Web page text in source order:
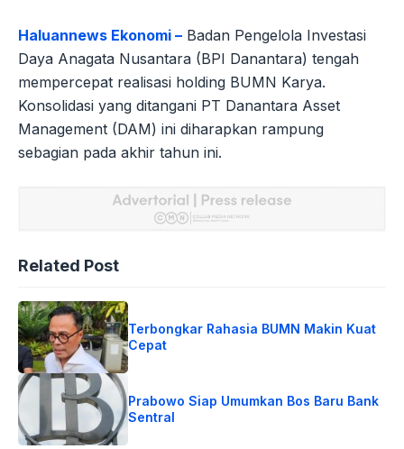
Haluannews Ekonomi – Badan Pengelola Investasi
Daya Anagata Nusantara (BPI Danantara) tengah
mempercepat realisasi holding BUMN Karya.
Konsolidasi yang ditangani PT Danantara Asset
Management (DAM) ini diharapkan rampung
sebagian pada akhir tahun ini.
Related Post
Terbongkar Rahasia BUMN Makin Kuat
Cepat
Prabowo Siap Umumkan Bos Baru Bank
Sentral